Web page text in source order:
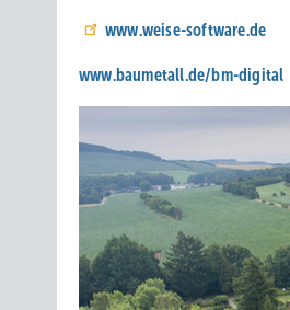
www.weise-software.de
www.baumetall.de/bm-digital